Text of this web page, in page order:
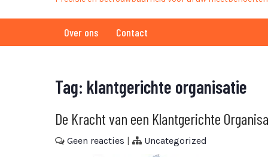
Over ons Contact
Tag: klantgerichte organisatie
De Kracht van een Klantgerichte
Geen reacties | Uncategorized